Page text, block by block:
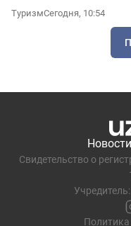
ТуризмСегодня, 10:54
Новости
Свидетельство о